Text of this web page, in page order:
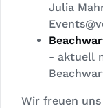
Julia
- aktuell
Wir freuen